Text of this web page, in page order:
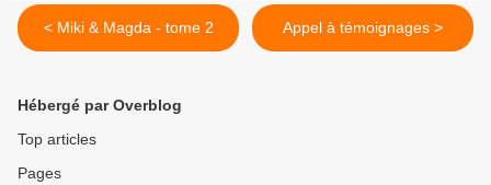
< Miki & Magda - tome 2 Appel à témoignages >
Hébergé par Overblog
Top articles
Pages